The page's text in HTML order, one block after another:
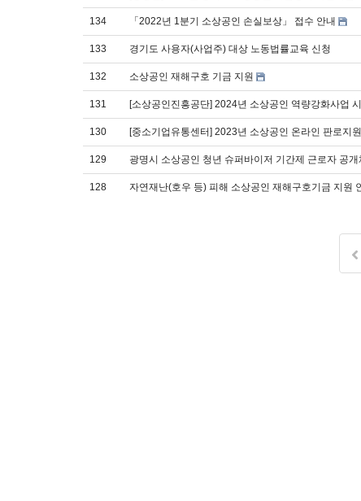
134 「2022년 1분기 소상공인 손실보상」 접수 안내
133 경기도 사용자(사업주) 대상 노동법률교육 신청
132 소상공인 재해구호 기금 지원
131 [소상공인진흥공단] 2024년 소상공인 역량강화사업
130 [중소기업유통센터] 2023년 소상공인 온라인 판로지
129 광명시 소상공인 청년 슈퍼바이저 기간제 근로자 공개
128 자연재난(호우 등) 피해 소상공인 재해구호기금 지원